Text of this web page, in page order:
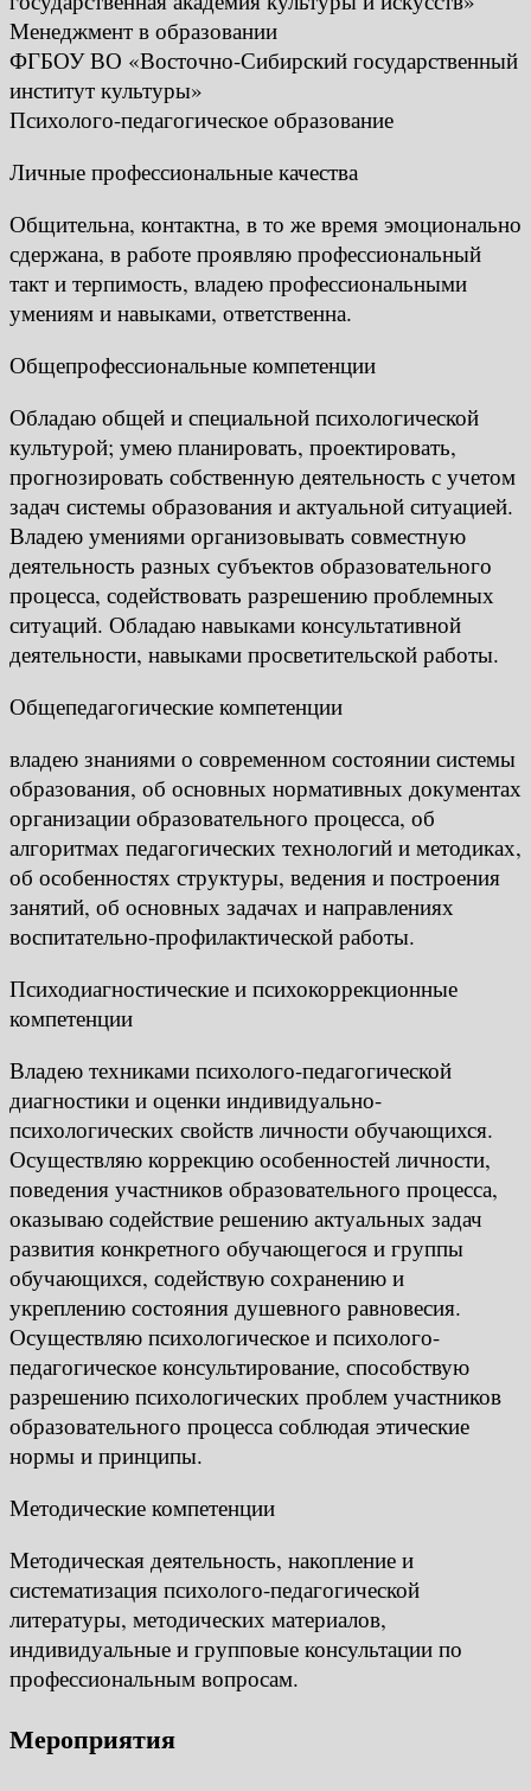
Менеджмент в образовании
ФГБОУ ВО «Восточно-Сибирский государственный
институт культуры»
Психолого-педагогическое образование
Личные профессиональные качества
Общительна, контактна, в то же время эмоционально
сдержана, в работе проявляю профессиональный
такт и терпимость, владею профессиональными
умениям и навыками, ответственна.
Общепрофессиональные компетенции
Обладаю общей и специальной психологической
культурой; умею планировать, проектировать,
прогнозировать собственную деятельность с учетом
задач системы образования и актуальной ситуацией.
Владею умениями организовывать совместную
деятельность разных субъектов образовательного
процесса, содействовать разрешению проблемных
ситуаций. Обладаю навыками консультативной
деятельности, навыками просветительской работы.
Общепедагогические компетенции
владею знаниями о современном состоянии системы
образования, об основных нормативных документах
организации образовательного процесса, об
алгоритмах педагогических технологий и методиках,
об особенностях структуры, ведения и построения
занятий, об основных задачах и направлениях
воспитательно-профилактической работы.
Психодиагностические и психокоррекционные
компетенции
Владею техниками психолого-педагогической
диагностики и оценки индивидуально-
психологических свойств личности обучающихся.
Осуществляю коррекцию особенностей личности,
поведения участников образовательного процесса,
оказываю содействие решению актуальных задач
развития конкретного обучающегося и группы
обучающихся, содействую сохранению и
укреплению состояния душевного равновесия.
Осуществляю психологическое и психолого-
педагогическое консультирование, способствую
разрешению психологических проблем участников
образовательного процесса соблюдая этические
нормы и принципы.
Методические компетенции
Методическая деятельность, накопление и
систематизация психолого-педагогической
литературы, методических материалов,
индивидуальные и групповые консультации по
профессиональным вопросам.
Мероприятия